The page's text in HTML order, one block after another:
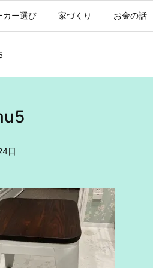
カー選び 家づくり お金の話
日